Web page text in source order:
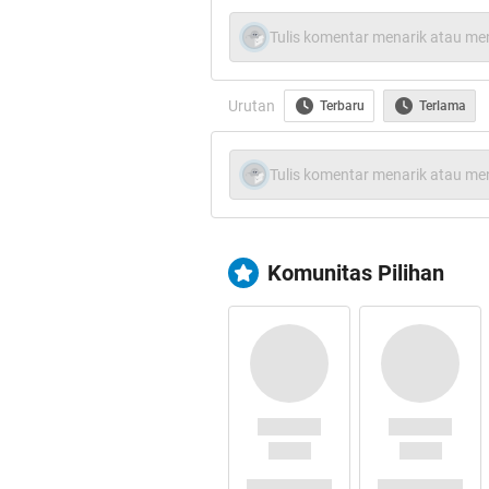
nih gan cekidot yaa
Spoilerfor1:
Spoilerfor3:
Spoiler for4
Spoilerfor
Tulis komentar menarik atau
Urutan Terbaru Terlama
Tulis komentar menarik atau
Komunitas Pilihan